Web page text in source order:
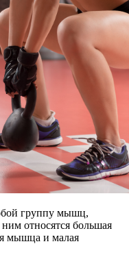
группу мышц,
относятся большая
мышца и малая